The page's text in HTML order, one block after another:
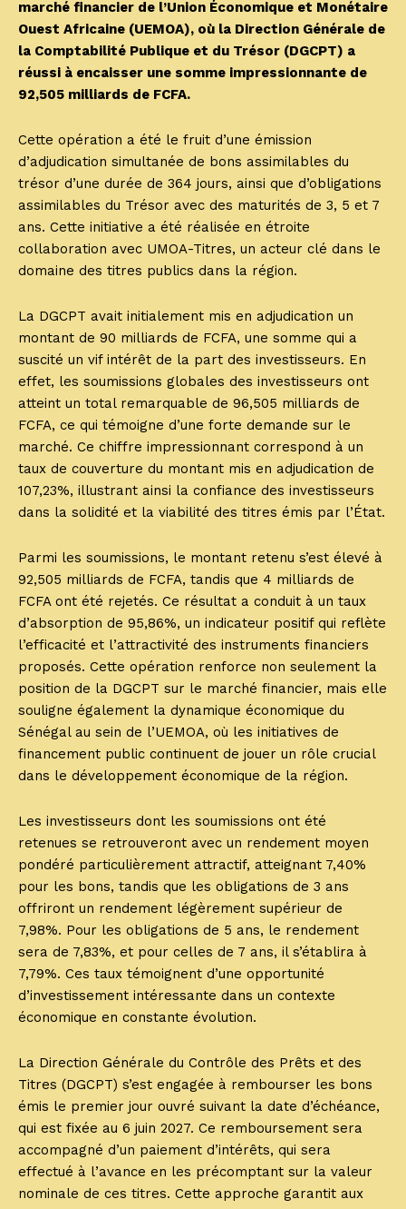
marché financier de l’Union Économique et Monétaire
Ouest Africaine (UEMOA), où la Direction Générale de
la Comptabilité Publique et du Trésor (DGCPT) a
réussi à encaisser une somme impressionnante de
92,505 milliards de FCFA.
Cette opération a été le fruit d’une émission
d’adjudication simultanée de bons assimilables du
trésor d’une durée de 364 jours, ainsi que d’obligations
assimilables du Trésor avec des maturités de 3, 5 et 7
ans. Cette initiative a été réalisée en étroite
collaboration avec UMOA-Titres, un acteur clé dans le
domaine des titres publics dans la région.
La DGCPT avait initialement mis en adjudication un
montant de 90 milliards de FCFA, une somme qui a
suscité un vif intérêt de la part des investisseurs. En
effet, les soumissions globales des investisseurs ont
atteint un total remarquable de 96,505 milliards de
FCFA, ce qui témoigne d’une forte demande sur le
marché. Ce chiffre impressionnant correspond à un
taux de couverture du montant mis en adjudication de
107,23%, illustrant ainsi la confiance des investisseurs
dans la solidité et la viabilité des titres émis par l’État.
Parmi les soumissions, le montant retenu s’est élevé à
92,505 milliards de FCFA, tandis que 4 milliards de
FCFA ont été rejetés. Ce résultat a conduit à un taux
d’absorption de 95,86%, un indicateur positif qui reflète
l’efficacité et l’attractivité des instruments financiers
proposés. Cette opération renforce non seulement la
position de la DGCPT sur le marché financier, mais elle
souligne également la dynamique économique du
Sénégal au sein de l’UEMOA, où les initiatives de
financement public continuent de jouer un rôle crucial
dans le développement économique de la région.
Les investisseurs dont les soumissions ont été
retenues se retrouveront avec un rendement moyen
pondéré particulièrement attractif, atteignant 7,40%
pour les bons, tandis que les obligations de 3 ans
offriront un rendement légèrement supérieur de
7,98%. Pour les obligations de 5 ans, le rendement
sera de 7,83%, et pour celles de 7 ans, il s’établira à
7,79%. Ces taux témoignent d’une opportunité
d’investissement intéressante dans un contexte
économique en constante évolution.
La Direction Générale du Contrôle des Prêts et des
Titres (DGCPT) s’est engagée à rembourser les bons
émis le premier jour ouvré suivant la date d’échéance,
qui est fixée au 6 juin 2027. Ce remboursement sera
accompagné d’un paiement d’intérêts, qui sera
effectué à l’avance en les précomptant sur la valeur
nominale de ces titres. Cette approche garantit aux